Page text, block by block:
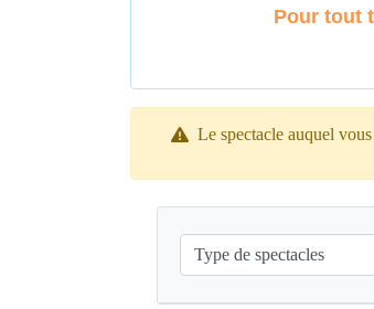
Pour tout
Le spectacle auquel